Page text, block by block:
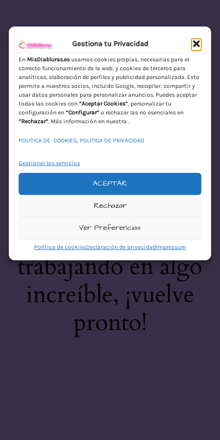
Gestiona tu Privacidad
En MisDiabluras.esusamos cookies propias, necesarias para el
correcto funcionamiento de la web, y cookies de terceros para
analíticas, elaboración de perfiles y publicidad personalizada. Esto
permite a nuestros socios, incluido Google, recopilar, compartir y
usar datos personales para personalizar anuncios. Puedes aceptar
todas las cookies con “Aceptar Cookies”, personalizar tu
configuración en “Configurar”o rechazar las no esenciales en
“Rechazar”. Más información en nuestra .
POLITICA DE COOKIES, POLITICA DE PRIVACIDAD
Gestionar los servicios
ACEPTAR
Rechazar
Ver Preferencias
Política de cookiesDeclaración de privacidadImpressum
MisDiabluras | Sexshop Online con Envío
Discreto en España
Acceder
¡Disculpa este
desastre! Estamos
trabajando en algo
increíble, ¡vuelve
pronto!